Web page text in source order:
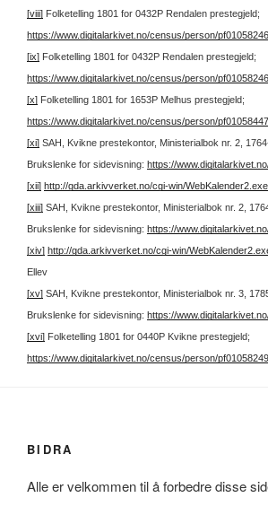
[viii] Folketelling 1801 for 0432P Rendalen prestegjeld;
https://www.digitalarkivet.no/census/person/
[ix] Folketelling 1801 for 0432P Rendalen prestegjeld;
https://www.digitalarkivet.no/census/person/
[x] Folketelling 1801 for 1653P Melhus prestegjeld;
https://www.digitalarkivet.no/census/person/
[xi] SAH, Kvikne prestekontor, Ministerialbok nr. 2,
Brukslenke for sidevisning: https://
[xii] http://gda.arkivverket.no/cgi-win/
[xiii] SAH, Kvikne prestekontor, Ministerialbok nr. 2,
Brukslenke for sidevisning: https://
[xiv] http://gda.arkivverket.no/cgi-win/
Ellev
[xv] SAH, Kvikne prestekontor, Ministerialbok nr. 3,
Brukslenke for sidevisning: https://
[xvi] Folketelling 1801 for 0440P Kvikne prestegjeld;
https://www.digitalarkivet.no/census/person/
BIDRA
Alle er velkommen til å forbedre disse